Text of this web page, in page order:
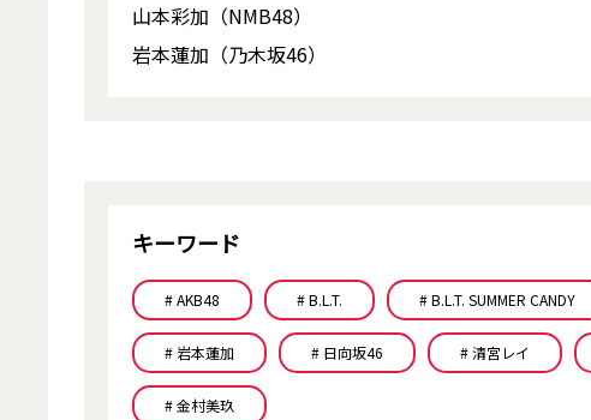
山本彩加（NMB48）
岩本蓮加（乃木坂46）
キーワード
# AKB48 # B.L.T. # B.L.T. SUMMER CANDY
# 岩本蓮加 # 日向坂46 # 清宮レイ
# 金村美玖